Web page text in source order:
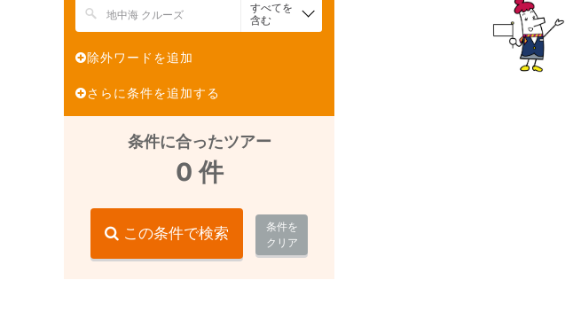
すべてを
含む
除外ワードを追加
さらに条件を追加する
条件に合ったツアー
0 件
この条件で検索
条件を
クリア